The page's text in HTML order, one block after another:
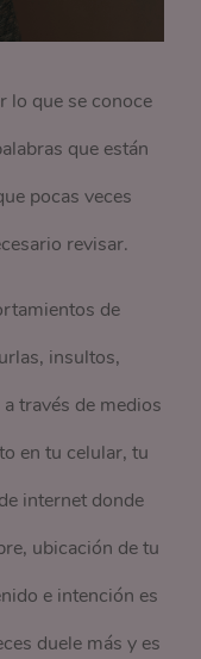
lo que se conoce
que están
pocas veces
revisar.
de
insultos,
través de medios
en tu celular, tu
internet donde
ubicación de tu
e intención es
duele más y es